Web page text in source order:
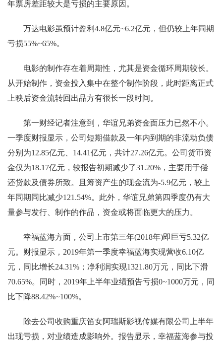
年票房差距较大是亏损的主要原因。
万达电影虽预计盈利4.8亿元~6.2亿元，但仍较上年同期
亏损55%~65%。
电影的制作存在着周期性，尤其是资金循环周期较长。
从开始制作，资金投入集中在整个制作阶段，此时距离正式
上映后资金流转回出品方有很长一段时间。
第一财经记者注意到，华谊兄弟资金面压力已然不小。
一季度财报显示，公司短期借款及一年内到期的非流动负债
分别为12.85亿元、14.41亿元，共计27.26亿元。公司货币资
金仅为18.17亿元，较报告初期减少了31.20%，主要用于偿
还贷款及债券所致。且筹资产生的现金流为-5.9亿元，较上
年同期同比减少121.54%。此外，华谊兄弟第四季度仍有大
量参与发行、制作的作品，资金或将面临更大的压力。
幸福蓝海方面，公司上市第三年(2018年)即巨亏5.32亿
元。财报显示，2019年第一季度幸福蓝海实现营收6.10亿
元，同比增长24.31%；净利润实现1321.80万元，同比下滑
70.65%。同时，2019年上半年业绩预告亏损0~1000万元，同
比下降88.42%~100%。
除去公司收购重庆笛女阿瑞斯影视传媒有限公司上半年
出现亏损，对业绩造成影响外。报告显示，幸福蓝海参与投